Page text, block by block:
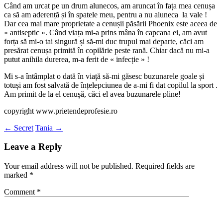
Când am urcat pe un drum alunecos, am aruncat în fața mea cenușa
ca să am aderență și în spatele meu, pentru a nu aluneca la vale !
Dar cea mai mare proprietate a cenușii păsării Phoenix este aceea de
« antiseptic ». Când viața mi-a prins mâna în capcana ei, am avut
forța să mi-o tai singură și să-mi duc trupul mai departe, căci am
presărat cenușa primită în copilărie peste rană. Chiar dacă nu mi-a
putut anihila durerea, m-a ferit de « infecție » !
Mi s-a întâmplat o dată în viață să-mi găsesc buzunarele goale și
totuși am fost salvată de înțelepciunea de a-mi fi dat copilul la sport .
Am primit de la el cenușă, căci el avea buzunarele pline!
copyright www.prietendeprofesie.ro
Post
navigation
← Secret Tania →
Leave a Reply
Your email address will not be published. Required fields are
marked *
Comment *